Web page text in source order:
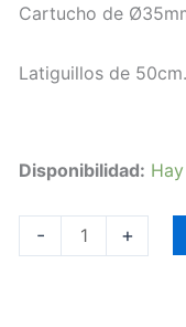
Cartucho de
Latiguillos de 50cm.
Disponibilidad:
- +